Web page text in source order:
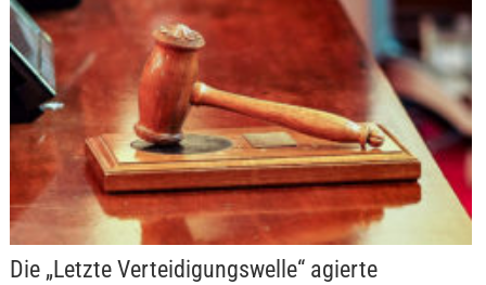
Die „Letzte Verteidigungswelle“ agierte